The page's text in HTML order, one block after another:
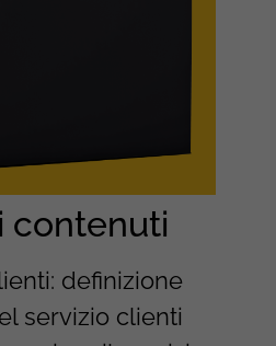
contenuti
definizione
servizio clienti